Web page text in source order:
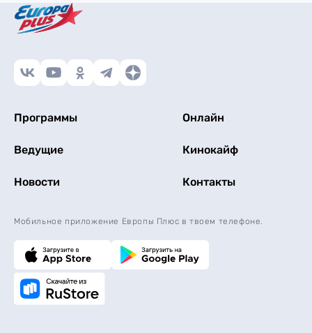
Программы Онлайн
Ведущие Кинокайф
Новости Контакты
Мобильное приложение Европы Плюс в твоем телефоне.